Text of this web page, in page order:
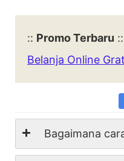
:: Promo Terbaru ::
Belanja Online
Bagaimana